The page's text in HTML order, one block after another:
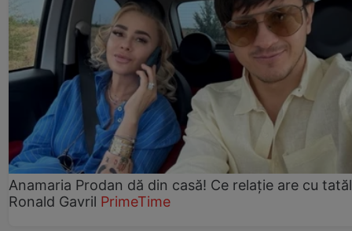
Anamaria Prodan dă din casă! Ce relație are cu
Ronald Gavril PrimeTime